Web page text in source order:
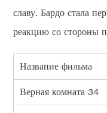
славу. Бардо стала
реакцию со стороны
Название фильма
Верная комната 34